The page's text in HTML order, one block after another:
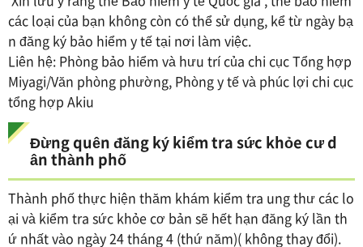
các loại của bạn không còn có thể sử dụng, kể từ ngày bạ
n đăng ký bảo hiểm y tế tại nơi làm việc.
Liên hệ: Phòng bảo hiểm và hưu trí của chi cục Tổng hợp
Miyagi/Văn phòng phường, Phòng y tế và phúc lợi chi cục
tổng hợp Akiu
Đừng quên đăng ký kiểm tra sức khỏe cư d
ân thành phố
Thành phố thực hiện thăm khám kiểm tra ung thư các lo
ại và kiểm tra sức khỏe cơ bản sẽ hết hạn đăng ký lần th
ứ nhất vào ngày 24 tháng 4 (thứ năm)( không thay đổi).